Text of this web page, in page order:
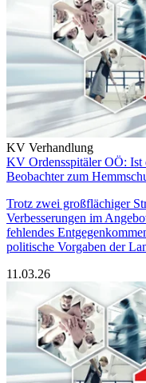
KV Verhandlung
KV Ordensspitäler OÖ: Ist
Beobachter zum
Trotz zwei großflächiger
Verbesserungen im
fehlendes
politische Vorgaben der
11.03.26